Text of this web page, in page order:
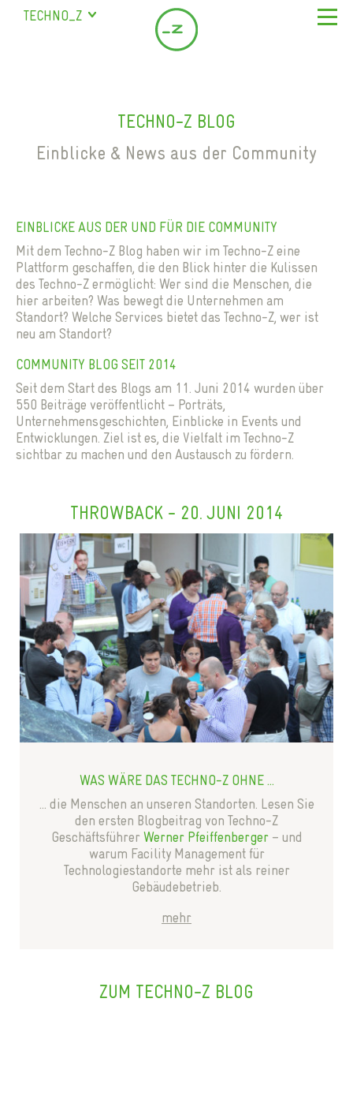
TECHNO_Z
BISCHOFSHOFEN
SAALFELDEN
MEILENSTEINE
BÜROS IN SALZBURG MIETEN
SEMINARRÄUME SALZBURG
GASTRONOMIE
KINDERBETREUUNG
MITARBEITERWOHNUNGEN
PARKPLÄTZE
STUDENTENHEIM
BLOG
NEWS
MAGAZIN
VERANSTALTUNGEN
DOWNLOADS
DE
EN
TECHNO-Z BLOG
Einblicke & News aus der Community
EINBLICKE AUS DER UND FÜR DIE COMMUNITY
Mit dem Techno-Z Blog haben wir im Techno-Z eine
Plattform geschaffen, die den Blick hinter die Kulissen
des Techno-Z ermöglicht: Wer sind die Menschen, die
hier arbeiten? Was bewegt die Unternehmen am
Standort? Welche Services bietet das Techno-Z, wer ist
neu am Standort?
COMMUNITY BLOG SEIT 2014
Seit dem Start des Blogs am 11. Juni 2014 wurden über
550 Beiträge veröffentlicht – Porträts,
Unternehmensgeschichten, Einblicke in Events und
Entwicklungen. Ziel ist es, die Vielfalt im Techno-Z
sichtbar zu machen und den Austausch zu fördern.
THROWBACK - 20. JUNI 2014
WAS WÄRE DAS TECHNO-Z OHNE ...
... die Menschen an unseren Standorten. Lesen Sie
den ersten Blogbeitrag von Techno-Z
GeschäftsführerWerner Pfeiffenberger– und
warum Facility Management für
Technologiestandorte mehr ist als reiner
Gebäudebetrieb.
mehr
ZUM TECHNO-Z BLOG